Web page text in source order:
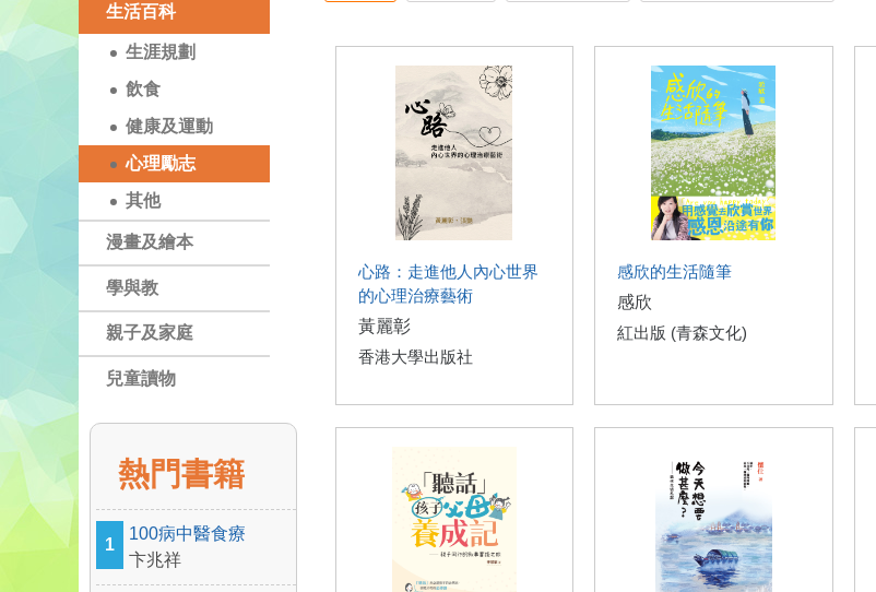
生活百科
生涯規劃
飲食
健康及運動
心理勵志
其他
漫畫及繪本
學與教
親子及家庭
兒童讀物
熱門書籍
1
100病中醫食療
卞兆祥
心路：走進他人內心世界
的心理治療藝術
黃麗彰
香港大學出版社
感欣的生活隨筆
感欣
紅出版 (青森文化)